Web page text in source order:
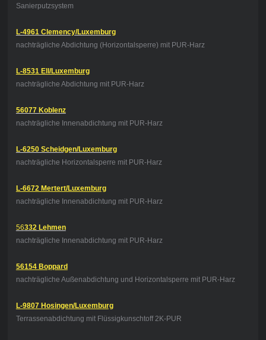
Sanierputzsystem
L-4961 Clemency/Luxemburg
nachträgliche Abdichtung (Horizontalsperre) mit PUR-Harz
L-8531 Ell/Luxemburg
nachträgliche Abdichtung mit PUR-Harz
56077 Koblenz
nachträgliche Innenabdichtung mit PUR-Harz
L-6250 Scheidgen/Luxemburg
nachträgliche Horizontalsperre mit PUR-Harz
L-6672 Mertert/Luxemburg
nachträgliche Innenabdichtung mit PUR-Harz
56332 Lehmen
nachträgliche Innenabdichtung mit PUR-Harz
56154 Boppard
nachträgliche Außenabdichtung und Horizontalsperre mit PUR-Harz
L-9807 Hosingen/Luxemburg
Terrassenabdichtung mit Flüssigkunschtoff 2K-PUR